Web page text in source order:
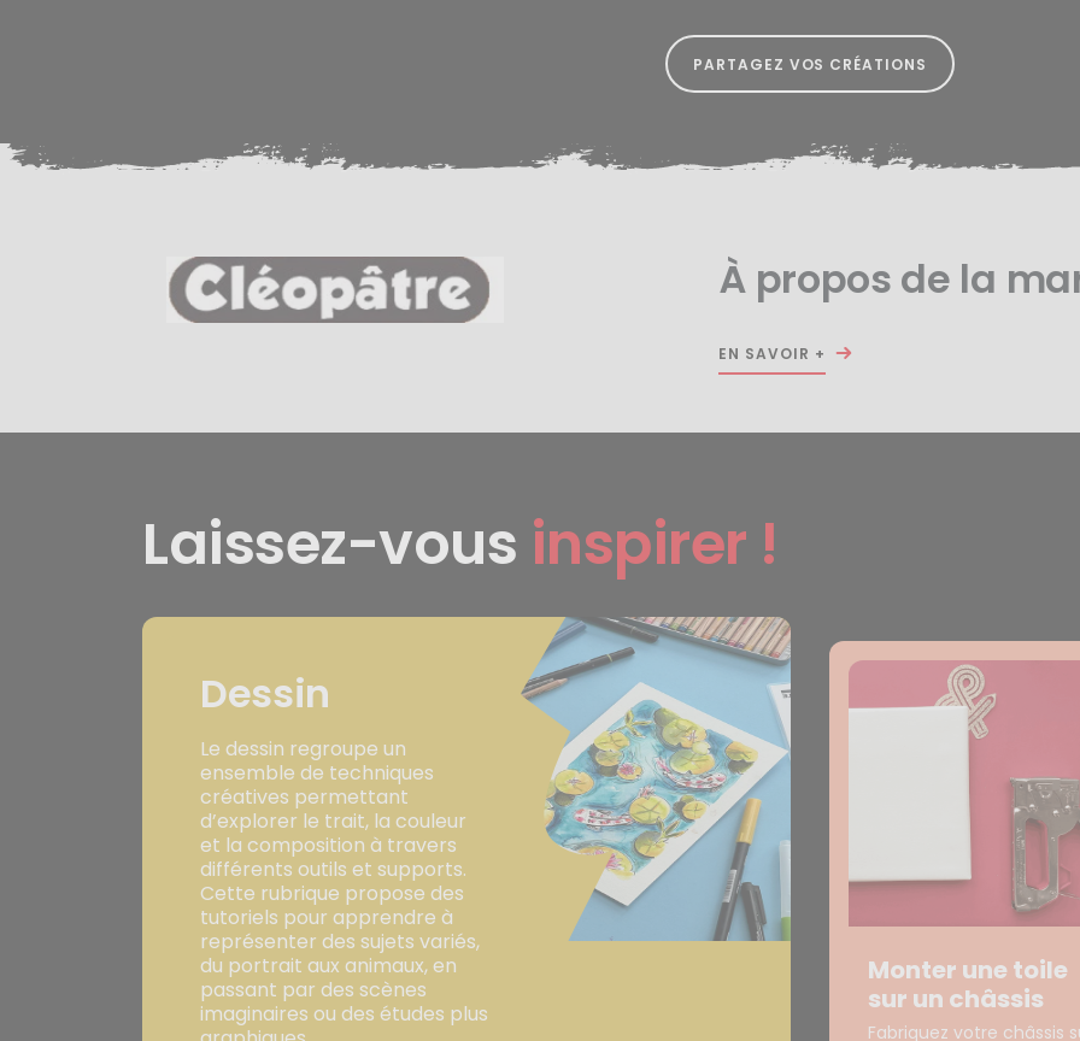
PARTAGEZ VOS CRÉATIONS
À propos de la
EN SAVOIR +
Laissez-vous inspirer !
Dessin
Le dessin regroupe un
ensemble de techniques
créatives permettant
d’explorer le trait, la couleur
et la composition à travers
différents outils et supports.
Cette rubrique propose des
tutoriels pour apprendre à
représenter des sujets variés,
du portrait aux animaux, en
passant par des scènes
imaginaires ou des études plus
Monter une toile
sur un châssis
Fabriquez votre châssis